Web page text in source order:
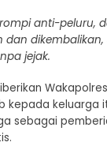
anti-peluru,
dan
jejak.
kepada keluarga
sebagai